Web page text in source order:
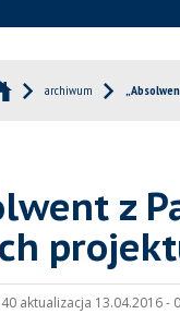
archiwum
z
aktualizacja 13.04.2016 -